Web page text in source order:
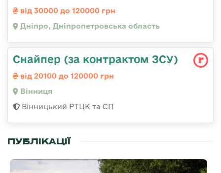
від 30000 до 120000 грн
Дніпро, Дніпропетровська область
Снайпер (за контрактом ЗСУ)
від 20100 до 120000 грн
Вінниця
Вінницький РТЦК та СП
ПУБЛІКАЦІЇ